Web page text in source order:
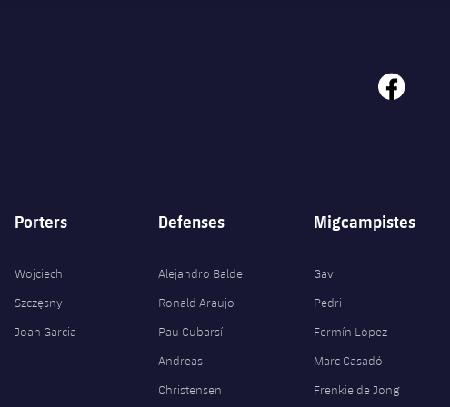
facebook
Porters
Wojciech
Szczęsny
Joan Garcia
Defenses
Alejandro Balde
Ronald Araujo
Pau Cubarsí
Andreas
Christensen
Migcampistes
Gavi
Pedri
Fermín López
Marc Casadó
Frenkie de Jong